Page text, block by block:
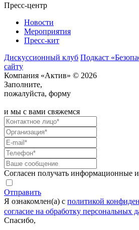
Пресс-центр
Новости
Мероприятия
Пресс-кит
Дискуссионный клуб Подкаст
сайту
Компания «Актив» © 2026
Заполните,
пожалуйста, форму
и мы с вами свяжемся
Согласен получать информационные
Отправить
Я ознакомлен(а) с политикой
согласие на обработку персональных
Спасибо,